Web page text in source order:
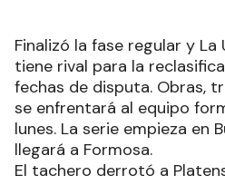
Finalizó la fase regular y La
tiene rival para la
fechas de disputa. Obras,
se enfrentará al equipo
lunes. La serie empieza en
llegará a Formosa.
El tachero derrotó a